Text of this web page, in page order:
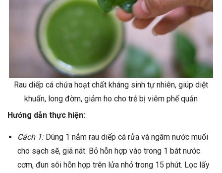
Rau diếp cá chứa hoạt chất kháng sinh tự nhiên, giúp diệt
khuẩn, long đờm, giảm ho cho trẻ bị viêm phế quản
Hướng dẫn thực hiện:
Cách 1:Dùng 1 nắm rau diếp cá rửa và ngâm nước muối
cho sạch sẽ, giã nát. Bỏ hỗn hợp vào trong 1 bát nước
cơm, đun sôi hỗn hợp trên lửa nhỏ trong 15 phút. Lọc lấy